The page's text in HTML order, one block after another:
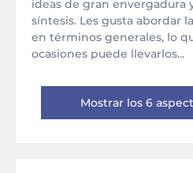
ideas de gran envergadura
síntesis. Les gusta abordar
en términos generales, lo
ocasiones puede llevarlos...
Mostrar los 6